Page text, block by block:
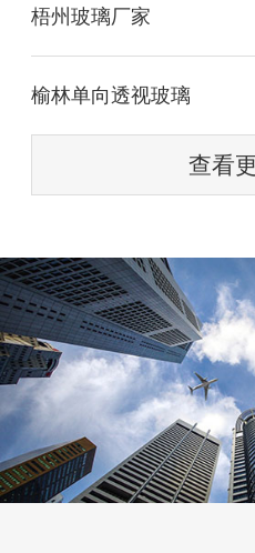
梧州玻璃厂家
榆林单向透视玻璃
查看